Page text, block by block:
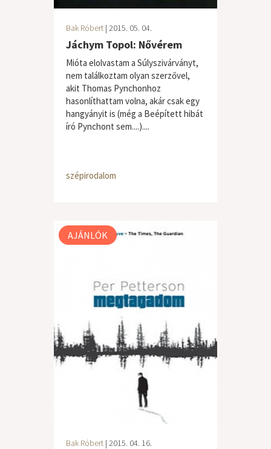
Bak Róbert | 2015. 05. 04.
Jáchym Topol: Nővérem
Mióta elolvastam a Súlyszivárványt,
nem találkoztam olyan szerzővel,
akit Thomas Pynchonhoz
hasonlíthattam volna, akár csak egy
hangyányit is (még a Beépített hibát
író Pynchont sem....)....
szépirodalom
AJÁNLÓK
Bak Róbert | 2015. 04. 16.